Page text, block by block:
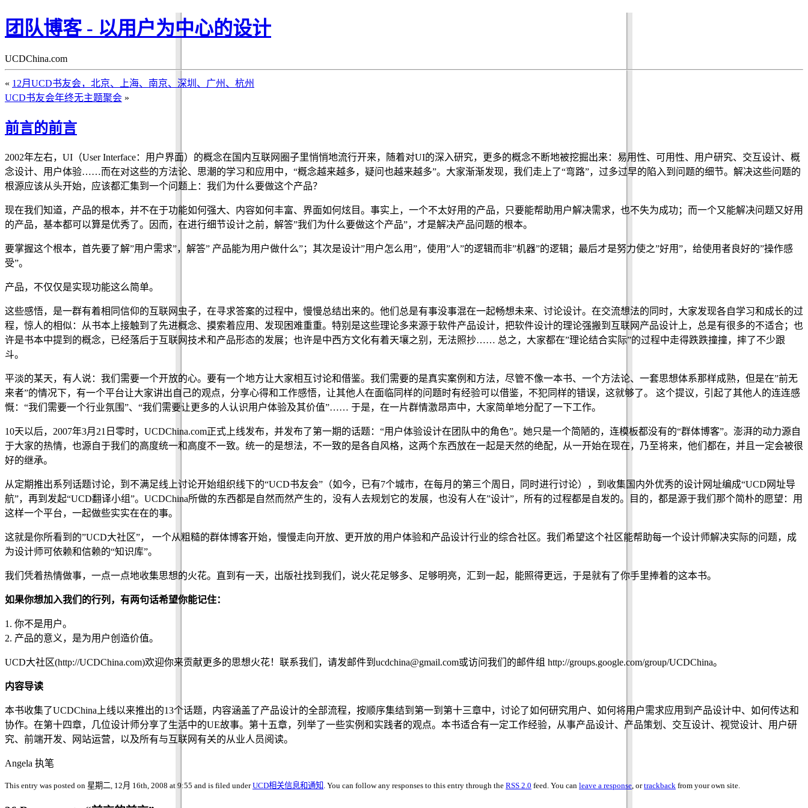
团队博客 - 以用户为中心的设计
UCDChina.com
« 12月UCD书友会，北京、上海、南京、深圳、广州、杭州
UCD书友会年终无主题聚会 »
前言的前言
2002年左右，UI（User Interface：用户界面）的概念在国内互联网圈子里悄悄地流行开来，随着对UI的深入研究，更多的概念不断地被挖掘出来：易用性、可用性、用户研究、交互设计、概
念设计、用户体验……而在对这些的方法论、思潮的学习和应用中，“概念越来越多，疑问也越来越多”。大家渐渐发现，我们走上了“弯路”，过多过早的陷入到问题的细节。解决这些问题的
根源应该从头开始，应该都汇集到一个问题上：我们为什么要做这个产品？
现在我们知道，产品的根本，并不在于功能如何强大、内容如何丰富、界面如何炫目。事实上，一个不太好用的产品，只要能帮助用户解决需求，也不失为成功；而一个又能解决问题又好用
的产品，基本都可以算是优秀了。因而，在进行细节设计之前，解答”我们为什么要做这个产品”，才是解决产品问题的根本。
要掌握这个根本，首先要了解”用户需求”，解答” 产品能为用户做什么”；其次是设计”用户怎么用”，使用”人”的逻辑而非”机器”的逻辑；最后才是努力使之”好用”，给使用者良好的”操作感
受”。
产品，不仅仅是实现功能这么简单。
这些感悟，是一群有着相同信仰的互联网虫子，在寻求答案的过程中，慢慢总结出来的。他们总是有事没事混在一起畅想未来、讨论设计。在交流想法的同时，大家发现各自学习和成长的过
程，惊人的相似：从书本上接触到了先进概念、摸索着应用、发现困难重重。特别是这些理论多来源于软件产品设计，把软件设计的理论强搬到互联网产品设计上，总是有很多的不适合；也
许是书本中提到的概念，已经落后于互联网技术和产品形态的发展；也许是中西方文化有着天壤之别，无法照抄…… 总之，大家都在”理论结合实际”的过程中走得跌跌撞撞，摔了不少跟
斗。
平淡的某天，有人说：我们需要一个开放的心。要有一个地方让大家相互讨论和借鉴。我们需要的是真实案例和方法，尽管不像一本书、一个方法论、一套思想体系那样成熟，但是在”前无
来者”的情况下，有一个平台让大家讲出自己的观点，分享心得和工作感悟，让其他人在面临同样的问题时有经验可以借鉴，不犯同样的错误，这就够了。 这个提议，引起了其他人的连连感
慨：“我们需要一个行业氛围”、“我们需要让更多的人认识用户体验及其价值”…… 于是，在一片群情激昂声中，大家简单地分配了一下工作。
10天以后，2007年3月21日零时，UCDChina.com正式上线发布，并发布了第一期的话题：“用户体验设计在团队中的角色”。她只是一个简陋的，连模板都没有的“群体博客”。澎湃的动力源自
于大家的热情，也源自于我们的高度统一和高度不一致。统一的是想法，不一致的是各自风格，这两个东西放在一起是天然的绝配，从一开始在现在，乃至将来，他们都在，并且一定会被很
好的继承。
从定期推出系列话题讨论，到不满足线上讨论开始组织线下的“UCD书友会”（如今，已有7个城市，在每月的第三个周日，同时进行讨论），到收集国内外优秀的设计网址编成“UCD网址导
航”，再到发起“UCD翻译小组”。UCDChina所做的东西都是自然而然产生的，没有人去规划它的发展，也没有人在”设计”，所有的过程都是自发的。目的，都是源于我们那个简朴的愿望：用
这样一个平台，一起做些实实在在的事。
这就是你所看到的”UCD大社区”， 一个从粗糙的群体博客开始，慢慢走向开放、更开放的用户体验和产品设计行业的综合社区。我们希望这个社区能帮助每一个设计师解决实际的问题，成
为设计师可依赖和信赖的“知识库”。
我们凭着热情做事，一点一点地收集思想的火花。直到有一天，出版社找到我们，说火花足够多、足够明亮，汇到一起，能照得更远，于是就有了你手里捧着的这本书。
如果你想加入我们的行列，有两句话希望你能记住：
1. 你不是用户。
2. 产品的意义，是为用户创造价值。
UCD大社区(http://UCDChina.com)欢迎你来贡献更多的思想火花！联系我们，请发邮件到ucdchina@gmail.com或访问我们的邮件组 http://groups.google.com/group/UCDChina。
内容导读
本书收集了UCDChina上线以来推出的13个话题，内容涵盖了产品设计的全部流程，按顺序集结到第一到第十三章中，讨论了如何研究用户、如何将用户需求应用到产品设计中、如何传达和
协作。在第十四章，几位设计师分享了生活中的UE故事。第十五章，列举了一些实例和实践者的观点。本书适合有一定工作经验，从事产品设计、产品策划、交互设计、视觉设计、用户研
究、前端开发、网站运营，以及所有与互联网有关的从业人员阅读。
Angela 执笔
This entry was posted on 星期二, 12月 16th, 2008 at 9:55 and is filed underUCD相关信息和通知 . You can follow any responses to this entry through the RSS 2.0 feed. You can leave a response , ortrackback from your own site.